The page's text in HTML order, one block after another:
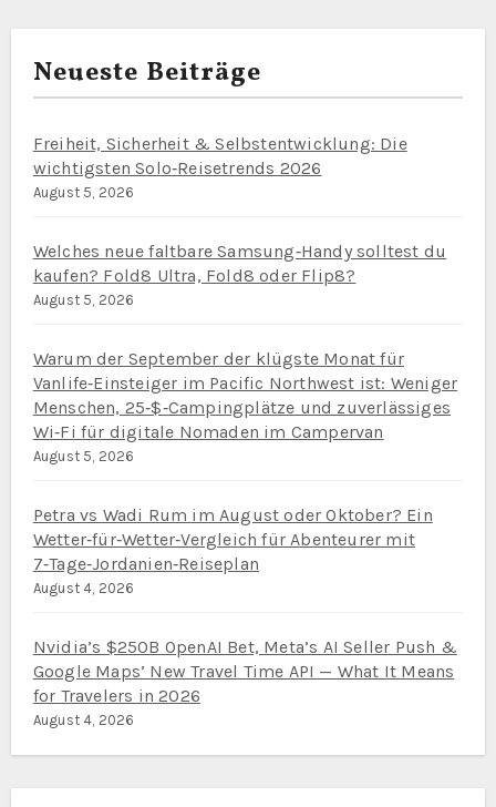
Neueste Beiträge
Freiheit, Sicherheit & Selbstentwicklung: Die
wichtigsten Solo‑Reisetrends 2026
August 5, 2026
Welches neue faltbare Samsung‑Handy solltest du
kaufen? Fold8 Ultra, Fold8 oder Flip8?
August 5, 2026
Warum der September der klügste Monat für
Vanlife‑Einsteiger im Pacific Northwest ist: Weniger
Menschen, 25‑$‑Campingplätze und zuverlässiges
Wi‑Fi für digitale Nomaden im Campervan
August 5, 2026
Petra vs Wadi Rum im August oder Oktober? Ein
Wetter‑für‑Wetter‑Vergleich für Abenteurer mit
7‑Tage‑Jordanien‑Reiseplan
August 4, 2026
Nvidia’s $250B OpenAI Bet, Meta’s AI Seller Push &
Google Maps’ New Travel Time API — What It Means
for Travelers in 2026
August 4, 2026